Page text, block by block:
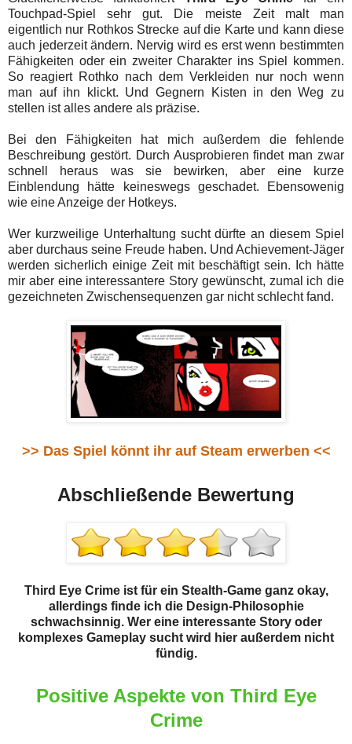
Touchpad-Spiel sehr gut. Die meiste Zeit malt man
eigentlich nur Rothkos Strecke auf die Karte und kann diese
auch jederzeit ändern. Nervig wird es erst wenn bestimmten
Fähigkeiten oder ein zweiter Charakter ins Spiel kommen.
So reagiert Rothko nach dem Verkleiden nur noch wenn
man auf ihn klickt. Und Gegnern Kisten in den Weg zu
stellen ist alles andere als präzise.
Bei den Fähigkeiten hat mich außerdem die fehlende
Beschreibung gestört. Durch Ausprobieren findet man zwar
schnell heraus was sie bewirken, aber eine kurze
Einblendung hätte keineswegs geschadet. Ebensowenig
wie eine Anzeige der Hotkeys.
Wer kurzweilige Unterhaltung sucht dürfte an diesem Spiel
aber durchaus seine Freude haben. Und Achievement-Jäger
werden sicherlich einige Zeit mit beschäftigt sein. Ich hätte
mir aber eine interessantere Story gewünscht, zumal ich die
gezeichneten Zwischensequenzen gar nicht schlecht fand.
>> Das Spiel könnt ihr auf Steam erwerben <<
Abschließende Bewertung
Third Eye Crime ist für ein Stealth-Game ganz okay,
allerdings finde ich die Design-Philosophie
schwachsinnig. Wer eine interessante Story oder
komplexes Gameplay sucht wird hier außerdem nicht
fündig.
Positive Aspekte von Third Eye
Crime